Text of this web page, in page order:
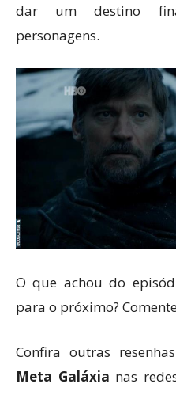
dar um destino
personagens.
O que achou do
para o próximo?
Confira outras
Meta Galáxia nas